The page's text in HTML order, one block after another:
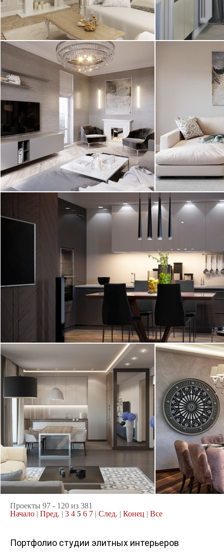
квартира, 100 м 2
13.04.2016 09.04.2016
Дизайн в ЖК Московский квартал
выполнен в современном стиле с
элементами минимализма. Стены ...
квартира, 80 м 2
Современный стиль
Интерьер
спортом.
квартира, 125
04.12.2015
(Суоми) площадью 65 кв.м. Дизайн
трехкомнатной квартиры выполнен в ...
Современность, минимализм
Дизайн квартиры в ЖК
"Смольный парк"
площадью 116 кв.м. ...
квартира, 116 м2
24.08.2015
Дизайн
студии
более 300
квартира, 145
30.07.2015
Проекты 97 - 120 из 381
Начало | Пред. | 3 4 5 6 7 | След. | Конец | Все
Портфолио студии элитных интерьеров